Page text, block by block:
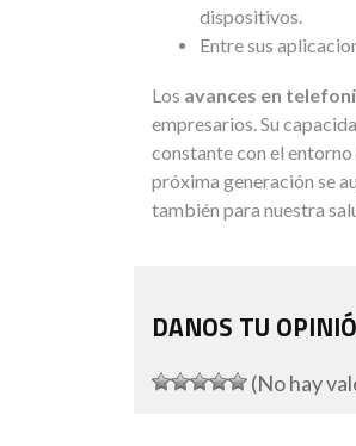
dispositivos.
Entre sus
Los avances en
empresarios. Su
constante con el
próxima generación se
también para nuestra
DANOS TU
(No hay